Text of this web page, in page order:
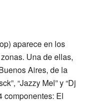
aparece en los
Una de ellas,
Aires, de la
“Jazzy Mel” y “Dj
componentes: El